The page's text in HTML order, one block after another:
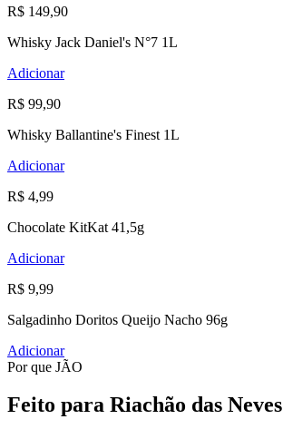
R$ 149,90
Whisky Jack Daniel's N°7 1L
Adicionar
R$ 99,90
Whisky Ballantine's Finest 1L
Adicionar
R$ 4,99
Chocolate KitKat 41,5g
Adicionar
R$ 9,99
Salgadinho Doritos Queijo Nacho 96g
Adicionar
Por que JÃO
Feito para Riachão das Neves